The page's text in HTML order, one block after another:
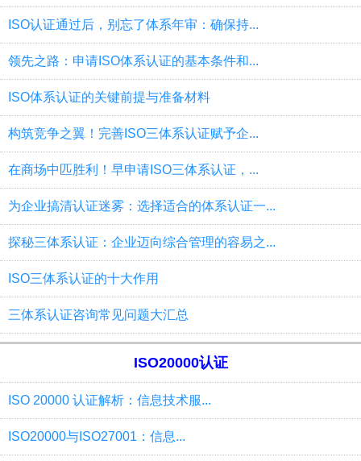
ISO认证通过后，别忘了体系年审：确保持...
领先之路：申请ISO体系认证的基本条件和...
ISO体系认证的关键前提与准备材料
构筑竞争之翼！完善ISO三体系认证赋予企...
在商场中匹胜利！早申请ISO三体系认证，...
为企业搞清认证迷雾：选择适合的体系认证一...
探秘三体系认证：企业迈向综合管理的容易之...
ISO三体系认证的十大作用
三体系认证咨询常见问题大汇总
ISO20000认证
ISO 20000 认证解析：信息技术服...
ISO20000与ISO27001：信息...